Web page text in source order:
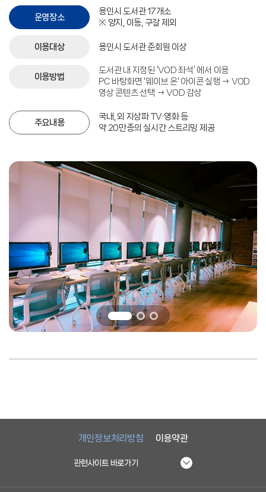
운영장소
용인시 도서관 17개소
※ 양지, 이동, 구갈 제외
이용대상 용인시 도서관 준회원 이상
이용방법
도서관 내 지정된 ‘VOD 좌석’ 에서 이용
PC 바탕화면 '웨이브 온' 아이콘 실행 → VOD
영상 콘텐츠 선택 → VOD 감상
주요내용
국내, 외 지상파 TV·영화 등
약 20만종의 실시간 스트리밍 제공
개인정보처리방침 이용약관
관련사이트 바로가기